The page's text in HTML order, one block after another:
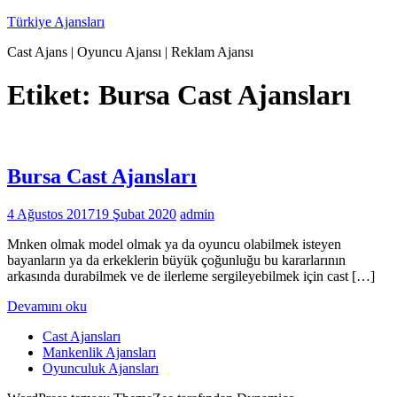
İçeriğe
Türkiye Ajansları
Cast Ajans | Oyuncu Ajansı | Reklam Ajansı
Etiket: Bursa Cast Ajansları
Bursa Cast Ajansları
4 Ağustos 201719 Şubat 2020 admin
Mnken olmak model olmak ya da oyuncu olabilmek isteyen
bayanların ya da erkeklerin büyük çoğunluğu bu kararlarının
arkasında durabilmek ve de ilerleme sergileyebilmek için cast […]
Devamını oku
Cast Ajansları
Mankenlik Ajansları
Oyunculuk Ajansları